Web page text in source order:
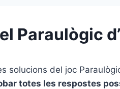
Paraulògic
solucions del joc
totes les respostes